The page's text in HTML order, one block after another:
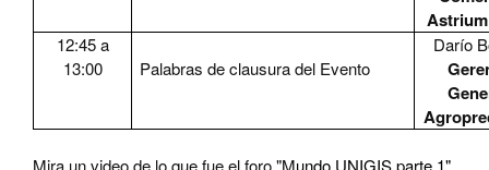
12:45 a
13:00
Palabras de clausura del Evento
Darío
Mira un video de lo que fue el foro "Mundo UNIGIS parte 1"